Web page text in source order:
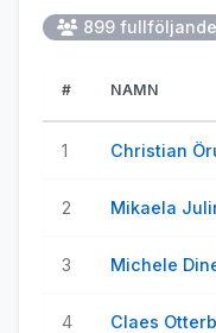
899 fullföljande
# NAMN
1 Christian
2 Mikaela
3 Michele
4 Claes